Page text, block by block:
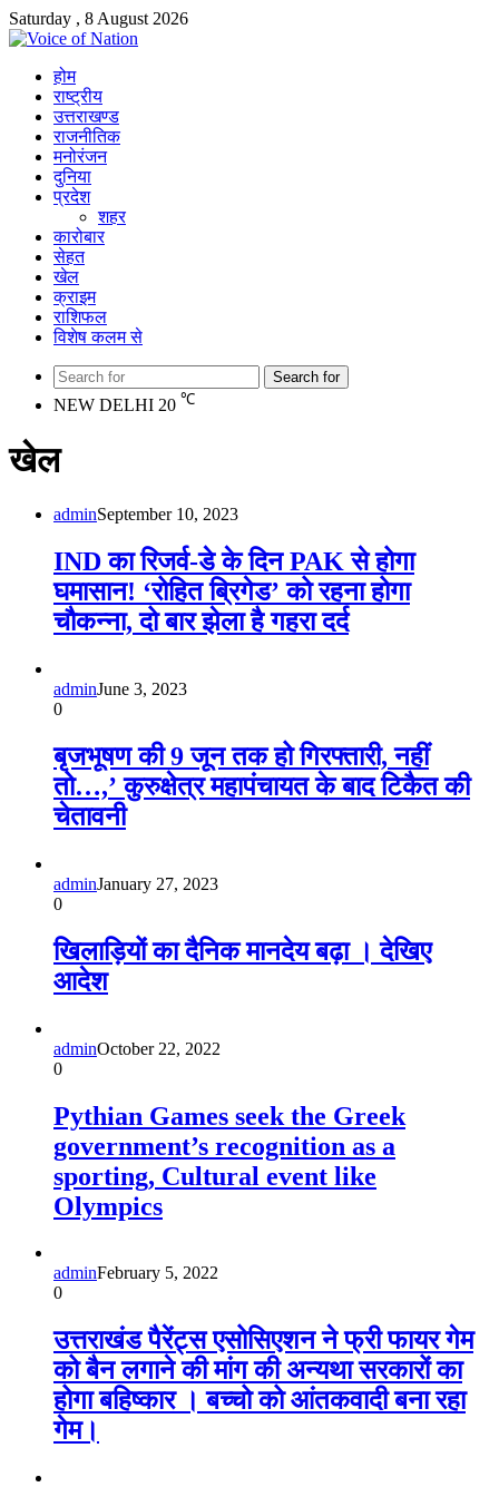
Saturday , 8 August 2026
होम
राष्ट्रीय
उत्तराखण्ड
राजनीतिक
मनोरंजन
दुनिया
प्रदेश
शहर
कारोबार
सेहत
खेल
क्राइम
राशिफल
विशेष कलम से
Search for
NEW DELHI 20 ℃
खेल
adminSeptember 10, 2023
IND का रिजर्व-डे के दिन PAK से होगा
घमासान! ‘रोहित ब्रिगेड’ को रहना होगा
चौकन्‍ना, दो बार झेला है गहरा दर्द
adminJune 3, 2023
0
बृजभूषण की 9 जून तक हो गिरफ्तारी, नहीं
तो…,’ कुरुक्षेत्र महापंचायत के बाद टिकैत की
चेतावनी
adminJanuary 27, 2023
0
खिलाड़ियों का दैनिक मानदेय बढ़ा । देखिए
आदेश
adminOctober 22, 2022
0
Pythian Games seek the Greek
government’s recognition as a
sporting, Cultural event like
Olympics
adminFebruary 5, 2022
0
उत्तराखंड पैरेंट्स एसोसिएशन ने फ्री फायर गेम
को बैन लगाने की मांग की अन्यथा सरकारों का
होगा बहिष्कार । बच्चो को आंतकवादी बना रहा
गेम।